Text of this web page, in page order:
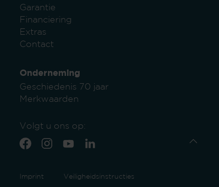
Garantie
Financiering
Extras
Contact
Onderneming
Geschiedenis 70 jaar
Merkwaarden
Volgt u ons op:
Imprint Veiligheidsinstructies